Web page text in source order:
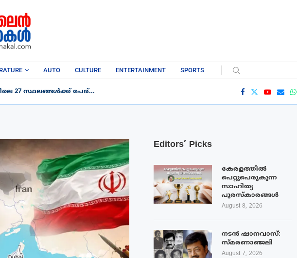
AUTO CULTURE ENTERTAINMENT SPORTS
27 സ്ഥലങ്ങൾക്ക് പേര്...
Editors’ Picks
കേരളത്തിൽ
പെറ്റുപെരുകുന്ന
സാഹിത്യ
പുരസ്‌കാരങ്ങൾ
August 8, 2026
നടൻ ഷാനവാസ്:
സ്മരണാഞ്ജലി
August 7, 2026